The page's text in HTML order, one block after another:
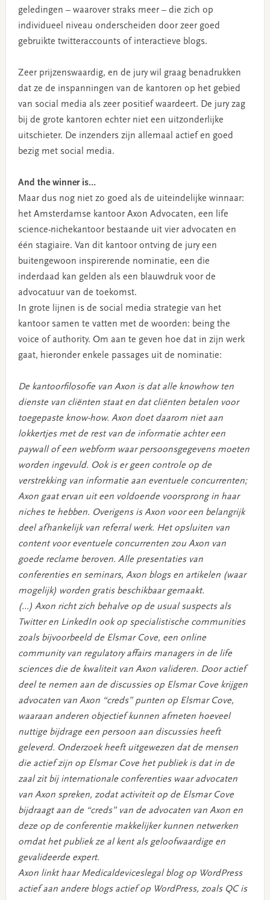
geledingen – waarover straks meer – die zich op
individueel niveau onderscheiden door zeer goed
gebruikte twitteraccounts of interactieve blogs.
Zeer prijzenswaardig, en de jury wil graag benadrukken
dat ze de inspanningen van de kantoren op het gebied
van social media als zeer positief waardeert. De jury zag
bij de grote kantoren echter niet een uitzonderlijke
uitschieter. De inzenders zijn allemaal actief en goed
bezig met social media.
And the winner is…
Maar dus nog niet zo goed als de uiteindelijke winnaar:
het Amsterdamse kantoor Axon Advocaten, een life
science-nichekantoor bestaande uit vier advocaten en
één stagiaire. Van dit kantoor ontving de jury een
buitengewoon inspirerende nominatie, een die
inderdaad kan gelden als een blauwdruk voor de
advocatuur van de toekomst.
In grote lijnen is de social media strategie van het
kantoor samen te vatten met de woorden: being the
voice of authority. Om aan te geven hoe dat in zijn werk
gaat, hieronder enkele passages uit de nominatie:
De kantoorfilosofie van Axon is dat alle knowhow ten
dienste van cliënten staat en dat cliënten betalen voor
toegepaste know-how. Axon doet daarom niet aan
lokkertjes met de rest van de informatie achter een
paywall of een webform waar persoonsgegevens moeten
worden ingevuld. Ook is er geen controle op de
verstrekking van informatie aan eventuele concurrenten;
Axon gaat ervan uit een voldoende voorsprong in haar
niches te hebben. Overigens is Axon voor een belangrijk
deel afhankelijk van referral werk. Het opsluiten van
content voor eventuele concurrenten zou Axon van
goede reclame beroven. Alle presentaties van
conferenties en seminars, Axon blogs en artikelen (waar
mogelijk) worden gratis beschikbaar gemaakt.
(…) Axon richt zich behalve op de usual suspects als
Twitter en LinkedIn ook op specialistische communities
zoals bijvoorbeeld de Elsmar Cove, een online
community van regulatory affairs managers in de life
sciences die de kwaliteit van Axon valideren. Door actief
deel te nemen aan de discussies op Elsmar Cove krijgen
advocaten van Axon “creds” punten op Elsmar Cove,
waaraan anderen objectief kunnen afmeten hoeveel
nuttige bijdrage een persoon aan discussies heeft
geleverd. Onderzoek heeft uitgewezen dat de mensen
die actief zijn op Elsmar Cove het publiek is dat in de
zaal zit bij internationale conferenties waar advocaten
van Axon spreken, zodat activiteit op de Elsmar Cove
bijdraagt aan de “creds” van de advocaten van Axon en
deze op de conferentie makkelijker kunnen netwerken
omdat het publiek ze al kent als geloofwaardige en
gevalideerde expert.
Axon linkt haar Medicaldeviceslegal blog op WordPress
actief aan andere blogs actief op WordPress, zoals QC is